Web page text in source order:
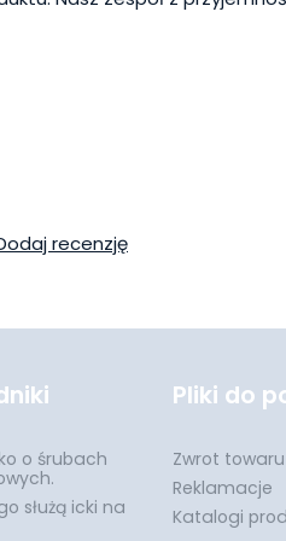
recenzję
o śrubach
służą icki na
Pliki do
Zwrot towaru
Reklamacje
Katalogi